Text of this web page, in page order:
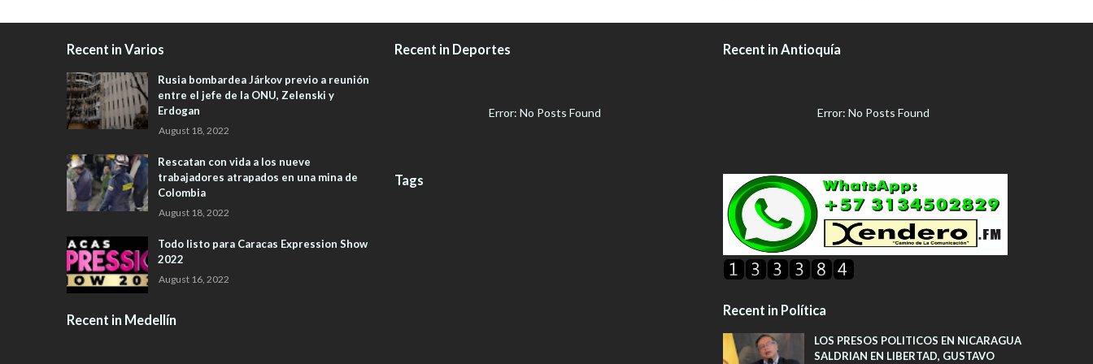
Recent in Varios
Rusia bombardea Járkov previo a reunión
entre el jefe de la ONU, Zelenski y
Erdogan
August 18, 2022
Rescatan con vida a los nueve
trabajadores atrapados en una mina de
Colombia
August 18, 2022
Todo listo para Caracas Expression Show
2022
August 16, 2022
Recent in Medellín
Recent in Deportes
Error: No Posts Found
Tags
Recent in Antioquía
Error: No Posts Found
Recent in Política
LOS PRESOS POLITICOS EN NICARAGUA
SALDRIAN EN LIBERTAD, GUSTAVO